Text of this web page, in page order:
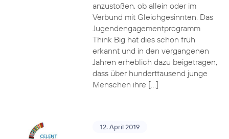
anzustoßen, ob allein oder im
Verbund mit Gleichgesinnten. Das
Jugendengagementprogramm
Think Big hat dies schon früh
erkannt und in den vergangenen
Jahren erheblich dazu beigetragen,
dass über hunderttausend junge
Menschen ihre […]
12. April 2019